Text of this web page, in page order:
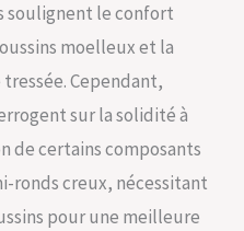
de ce salon de
jardin assure à la
fois robustesse et
légèreté. Les pieds
sont équipés
d'embouts en
plastique
protecteurs pour
éviter les rayures
sur vos sols. En
soulignent le confort
moelleux et la
Cependant,
sur la solidité à
de certains composants
ronds creux, nécessitant
pour une meilleure